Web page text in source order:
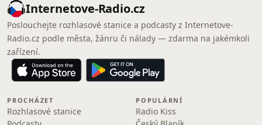
Internetove-Radio.cz
Poslouchejte rozhlasové stanice a podcasty z Internetove-
Radio.cz podle města, žánru či nálady — zdarma na jakémkoli
zařízení.
PROCHÁZET
Rozhlasové stanice
POPULÁRNÍ
Radio Kiss